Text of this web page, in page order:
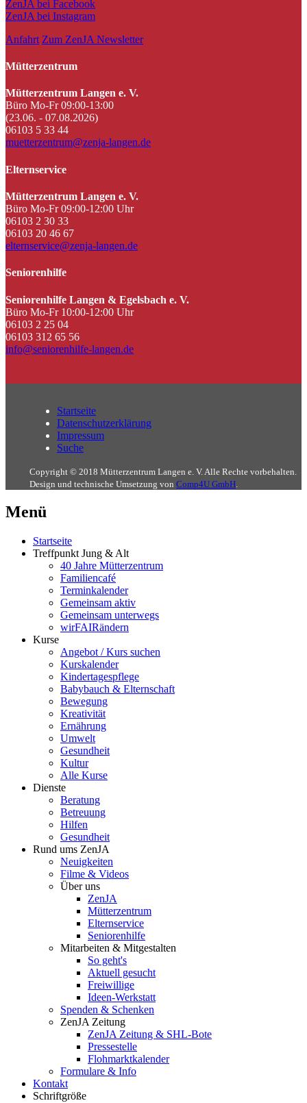
ZenJA bei Facebook
ZenJA bei Instagram
Anfahrt Zum ZenJA Newsletter
Mütterzentrum
Mütterzentrum Langen e. V.
Büro Mo-Fr 09:00-13:00
(23.06. - 07.08.2026)
06103 5 33 44
muetterzentrum@zenja-langen.de
Elternservice
Mütterzentrum Langen e. V.
Büro Mo-Fr 09:00-12:00 Uhr
06103 2 30 33
06103 20 46 67
elternservice@zenja-langen.de
Seniorenhilfe
Seniorenhilfe Langen & Egelsbach e. V.
Büro Mo-Fr 10:00-12:00 Uhr
06103 2 25 04
06103 312 65 56
info@seniorenhilfe-langen.de
Startseite
Datenschutzerklärung
Impressum
Suche
Copyright © 2018 Mütterzentrum Langen e. V. Alle Rechte vorbehalten.
Design und technische Umsetzung von Comp4U GmbH
Menü
Startseite
Treffpunkt Jung & Alt
40 Jahre Mütterzentrum
Familiencafé
Terminkalender
Gemeinsam aktiv
Gemeinsam unterwegs
wirFAIRändern
Kurse
Angebot / Kurs suchen
Kurskalender
Kindertagespflege
Babybauch & Elternschaft
Bewegung
Kreativität
Ernährung
Umwelt
Gesundheit
Kultur
Alle Kurse
Dienste
Beratung
Betreuung
Hilfen
Gesundheit
Rund ums ZenJA
Neuigkeiten
Filme & Videos
Über uns
ZenJA
Mütterzentrum
Elternservice
Seniorenhilfe
Mitarbeiten & Mitgestalten
So geht's
Aktuell gesucht
Freiwillige
Ideen-Werkstatt
Spenden & Schenken
ZenJA Zeitung
ZenJA Zeitung & SHL-Bote
Pressestelle
Flohmarktkalender
Formulare & Info
Kontakt
Schriftgröße